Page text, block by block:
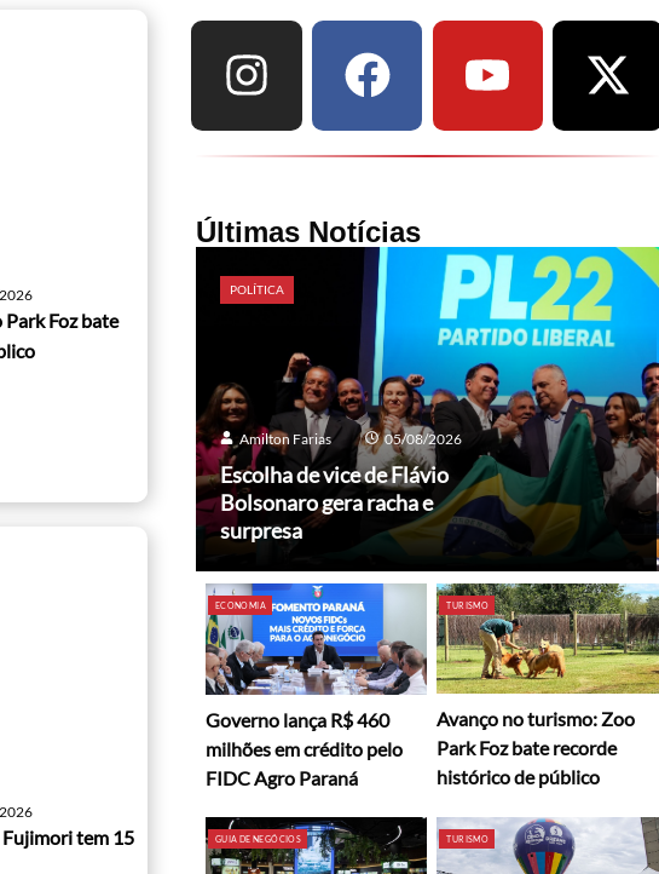
Foz bate
tem 15
Últimas Notícias
POLÍTICA
Amilton Farias 05/08/2026
Escolha de vice de Flávio
Bolsonaro gera racha e
surpresa
ECONOMIA
Governo lança R$ 460
milhões em crédito pelo
FIDC Agro Paraná
TURISMO
Avanço no turismo: Zoo
Park Foz bate recorde
histórico de público
GUIA DE NEGÓCIOS TURISMO